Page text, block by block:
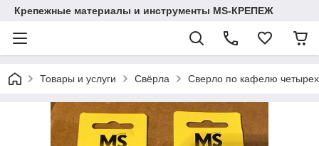
Крепежные материалы и инструменты MS-КРЕПЕЖ
Товары и услуги Свёрла Сверло по кафелю